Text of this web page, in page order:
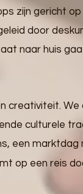
zijn gericht
door
naar huis
creativiteit.
culturele
een
op een reis